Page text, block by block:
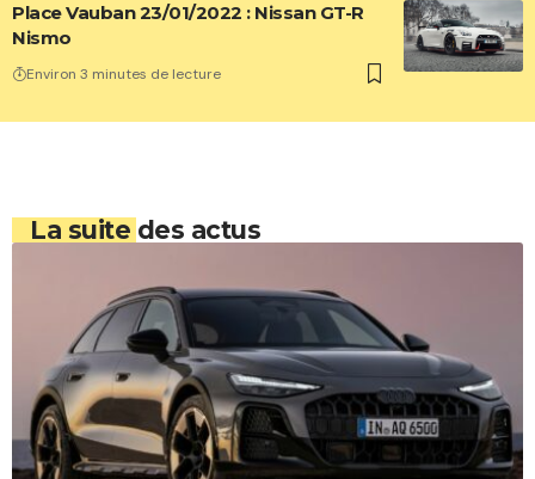
Place Vauban 23/01/2022 : Nissan GT-R
Nismo
Environ 3 minutes de lecture
La suite des actus